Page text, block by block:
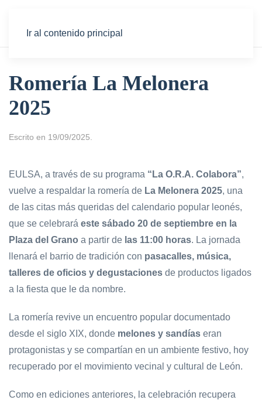
Ir al contenido principal
Romería La Melonera
2025
Escrito en 19/09/2025
EULSA, a través de su programa “La O.R.A. Colabora”,
vuelve a respaldar la romería de La Melonera 2025, una
de las citas más queridas del calendario popular leonés,
que se celebrará este sábado 20 de septiembre en la
Plaza del Grano a partir de las 11:00 horas. La jornada
llenará el barrio de tradición con pasacalles, música,
talleres de oficios y degustaciones de productos ligados
a la fiesta que le da nombre.
La romería revive un encuentro popular documentado
desde el siglo XIX, donde melones y sandías eran
protagonistas y se compartían en un ambiente festivo, hoy
recuperado por el movimiento vecinal y cultural de León.
Como en ediciones anteriores, la celebración recupera